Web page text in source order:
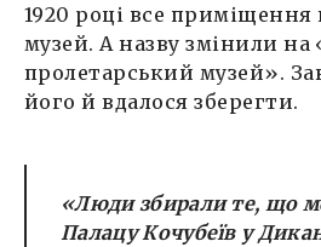
1920 році все приміщення
музей. А назву змінили
пролетарський музей».
його й вдалося зберегти.
«Люди збирали те, що
Палацу Кочубеїв у